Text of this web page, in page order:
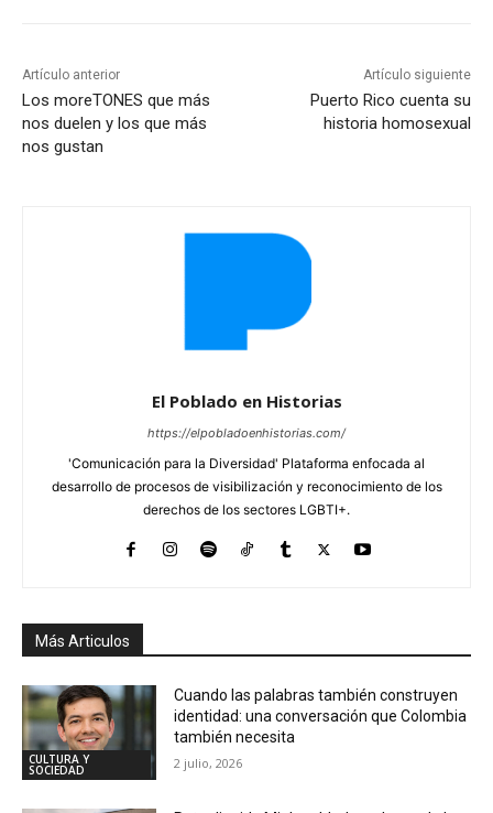
Artículo anterior
Los moreTONES que más
nos duelen y los que más
nos gustan
Artículo siguiente
Puerto Rico cuenta su
historia homosexual
El Poblado en Historias
https://elpobladoenhistorias.com/
'Comunicación para la Diversidad' Plataforma enfocada al
desarrollo de procesos de visibilización y reconocimiento de los
derechos de los sectores LGBTI+.
Más Articulos
CULTURA Y
SOCIEDAD
Cuando las palabras también construyen
identidad: una conversación que Colombia
también necesita
2 julio, 2026